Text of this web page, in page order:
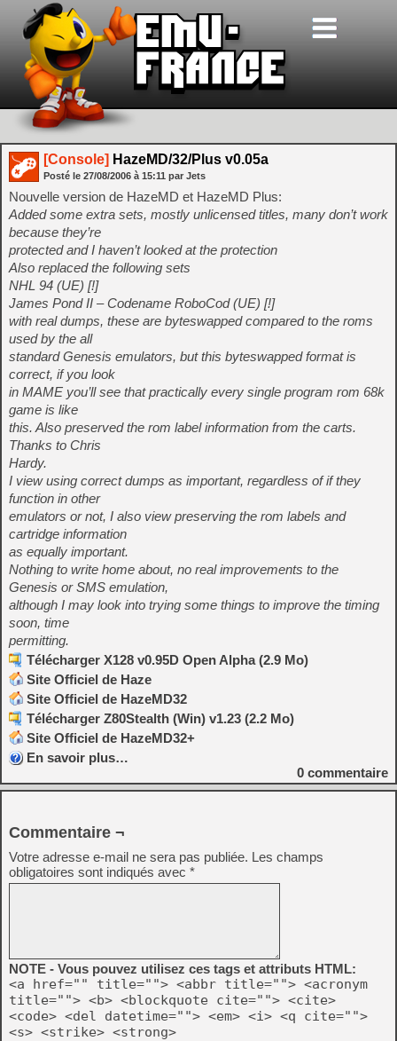
[Console] HazeMD/32/Plus v0.05a
Posté le 27/08/2006 à 15:11 par Jets
Nouvelle version de HazeMD et HazeMD Plus:
Added some extra sets, mostly unlicensed titles, many don’t work
because they’re
protected and I haven’t looked at the protection
Also replaced the following sets
NHL 94 (UE) [!]
James Pond II – Codename RoboCod (UE) [!]
with real dumps, these are byteswapped compared to the roms
used by the all
standard Genesis emulators, but this byteswapped format is
correct, if you look
in MAME you’ll see that practically every single program rom 68k
game is like
this. Also preserved the rom label information from the carts.
Thanks to Chris
Hardy.
I view using correct dumps as important, regardless of if they
function in other
emulators or not, I also view preserving the rom labels and
cartridge information
as equally important.
Nothing to write home about, no real improvements to the
Genesis or SMS emulation,
although I may look into trying some things to improve the timing
soon, time
permitting.
Télécharger X128 v0.95D Open Alpha (2.9 Mo)
Site Officiel de Haze
Site Officiel de HazeMD32
Télécharger Z80Stealth (Win) v1.23 (2.2 Mo)
Site Officiel de HazeMD32+
En savoir plus…
0 commentaire
Commentaire ¬
Votre adresse e-mail ne sera pas publiée. Les champs
obligatoires sont indiqués avec *
NOTE - Vous pouvez utilisez ces tags et attributs HTML:
<a href="" title=""> <abbr title=""> <acronym
title=""> <b> <blockquote cite=""> <cite>
<code> <del datetime=""> <em> <i> <q cite="">
<s> <strike> <strong>